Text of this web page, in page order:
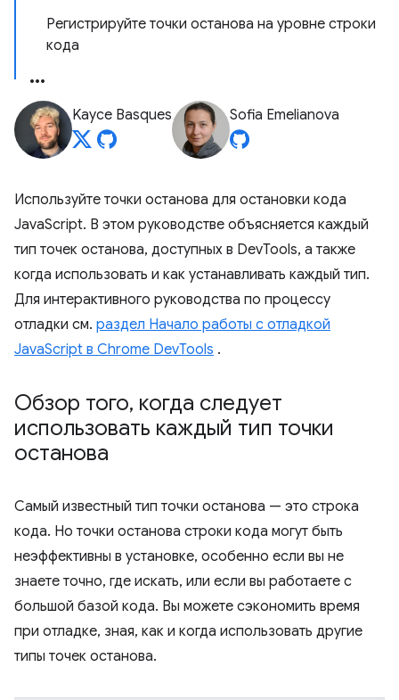
Регистрируйте точки останова на уровне строки
кода
Kayce Basques Sofia Emelianova
Используйте точки останова для остановки кода
JavaScript. В этом руководстве объясняется каждый
тип точек останова, доступных в DevTools, а также
когда использовать и как устанавливать каждый тип.
Для интерактивного руководства по процессу
отладки см. раздел Начало работы с отладкой
JavaScript в Chrome DevTools .
Обзор того, когда следует
использовать каждый тип точки
останова
Самый известный тип точки останова — это строка
кода. Но точки останова строки кода могут быть
неэффективны в установке, особенно если вы не
знаете точно, где искать, или если вы работаете с
большой базой кода. Вы можете сэкономить время
при отладке, зная, как и когда использовать другие
типы точек останова.